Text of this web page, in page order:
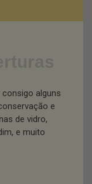
alguns
e
de vidro,
e muito